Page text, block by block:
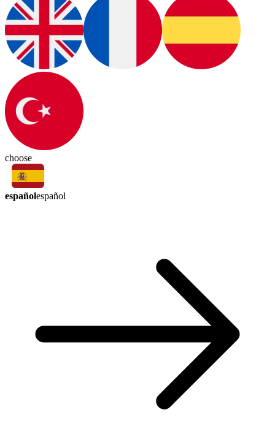
choose
españolespañol